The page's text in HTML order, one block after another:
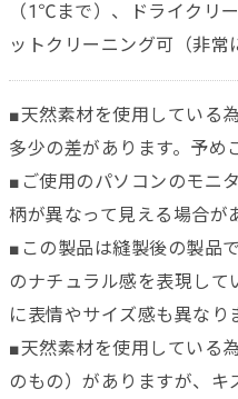
（1℃まで）、ドライクリ
ットクリーニング可（非常
■天然素材を使用している
多少の差があります。予め
■ご使用のパソコンのモニ
柄が異なって見える場合が
■この製品は縫製後の製品
のナチュラル感を表現して
に表情やサイズ感も異なり
■天然素材を使用している
のもの）がありますが、